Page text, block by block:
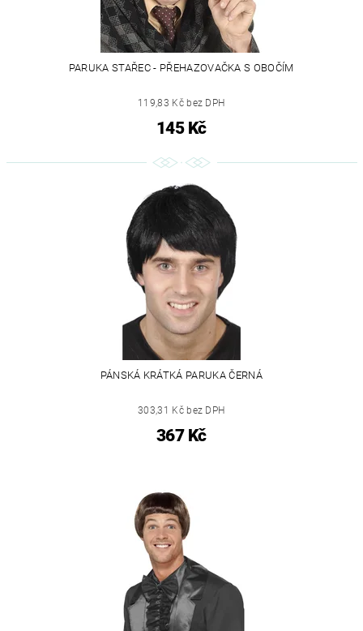
PARUKA STAŘEC - PŘEHAZOVAČKA S OBOČÍM
119,83 Kč bez DPH
145 Kč
PÁNSKÁ KRÁTKÁ PARUKA ČERNÁ
303,31 Kč bez DPH
367 Kč